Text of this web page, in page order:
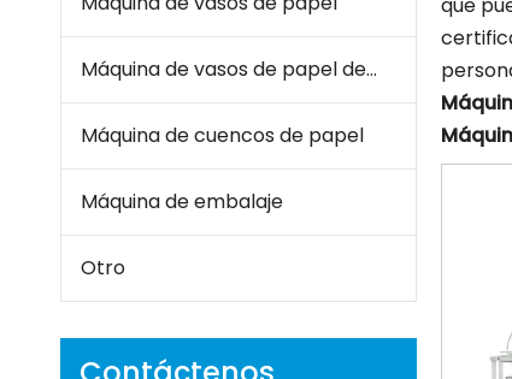
Máquina de vasos de papel de doble pared
Máquina de cuencos de papel
Máquina de embalaje
Otro